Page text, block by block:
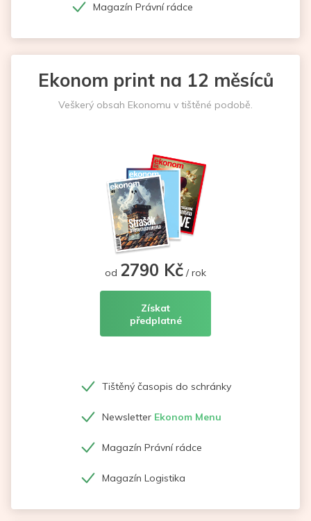
Magazín Právní rádce
Ekonom print na 12 měsíců
Veškerý obsah Ekonomu v tištěné podobě.
od 2790 Kč / rok
Získat
předplatné
Tištěný časopis do schránky
Newsletter Ekonom Menu
Magazín Právní rádce
Magazín Logistika